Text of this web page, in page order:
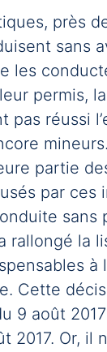
près
sans
les
permis,
pas réussi
partie
par ces
sans
rallongé la
à
Cette
9 août
2017. Or, il